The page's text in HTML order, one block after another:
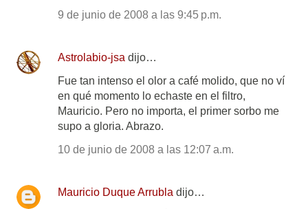
9 de junio de 2008 a las 9:45 p.m.
Astrolabio-jsa dijo…
Fue tan intenso el olor a café molido, que no ví
en qué momento lo echaste en el filtro,
Mauricio. Pero no importa, el primer sorbo me
supo a gloria. Abrazo.
10 de junio de 2008 a las 12:07 a.m.
Mauricio Duque Arrubla dijo…